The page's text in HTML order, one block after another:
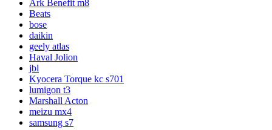
Ark Benefit m8
Beats
bose
daikin
geely atlas
Haval Jolion
jbl
Kyocera Torque kc s701
lumigon t3
Marshall Acton
meizu mx4
samsung s7